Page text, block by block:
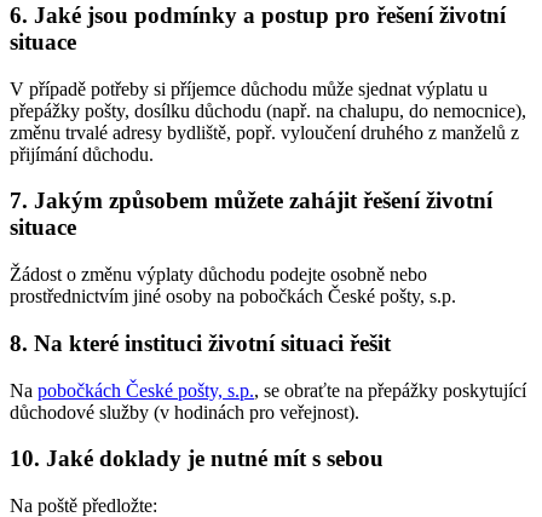
6. Jaké jsou podmínky a postup pro řešení životní
situace
V případě potřeby si příjemce důchodu může sjednat výplatu u
přepážky pošty, dosílku důchodu (např. na chalupu, do nemocnice),
změnu trvalé adresy bydliště, popř. vyloučení druhého z manželů z
přijímání důchodu.
7. Jakým způsobem můžete zahájit řešení životní
situace
Žádost o změnu výplaty důchodu podejte osobně nebo
prostřednictvím jiné osoby na pobočkách České pošty, s.p.
8. Na které instituci životní situaci řešit
Na pobočkách České pošty, s.p., se obraťte na přepážky poskytující
důchodové služby (v hodinách pro veřejnost).
10. Jaké doklady je nutné mít s sebou
Na poště předložte: